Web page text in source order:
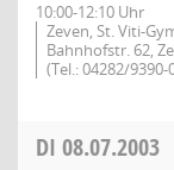
10:00-12:10 Uhr
Zeven, St. Viti-
Bahnhofstr. 62,
(Tel.: 04282/9390-
DI 08.07.2003